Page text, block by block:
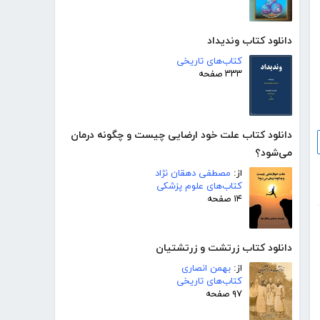
دانلود کتاب وندیداد
کتاب‌های تاریخی
۳۳۳ صفحه
دانلود کتاب علت خود ارضایی چیست و چگونه درمان
می‌شود؟
از: مصطفی دهقان نژاد
کتاب‌های علوم پزشکی
۱۴ صفحه
دانلود کتاب زرتشت و زرتشتیان
از: بهمن انصاری
کتاب‌های تاریخی
۹۷ صفحه